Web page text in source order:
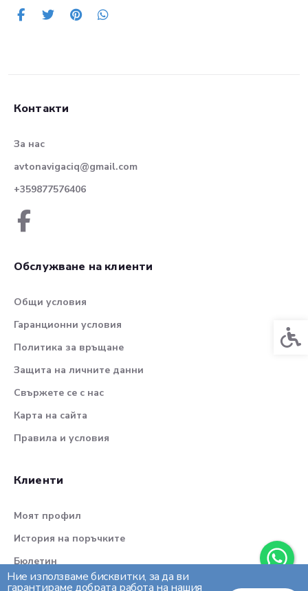
Ние използваме бисквитки, за да ви
гарантираме добрата работа на нашия
Контакти
За нас
avtonavigaciq@gmail.com
+359877576406
Обслужване на клиенти
Общи условия
Гаранционни условия
Политика за връщане
Защита на личните данни
Свържете се с нас
Карта на сайта
Правила и условия
Клиенти
Моят профил
История на поръчките
Бюлетин